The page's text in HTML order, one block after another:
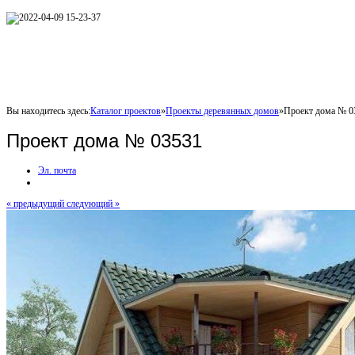
Вы находитесь здесь:Каталог проектов»Проекты деревянных домов»Проект дома №
Проект дома № 03531
Эл. почта
« предыдущий следующий »